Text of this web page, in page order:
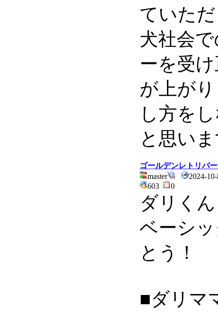
ていた
犬社会
ーを受
が上が
し方を
と思い
ゴールデンレトリバ
master
2024-
603
0
ダリく
ベーシ
とう！
■ダリマ